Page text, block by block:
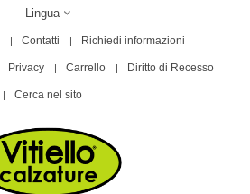
Lingua
Contatti Richiedi informazioni
Privacy Carrello Diritto di Recesso
Cerca nel sito